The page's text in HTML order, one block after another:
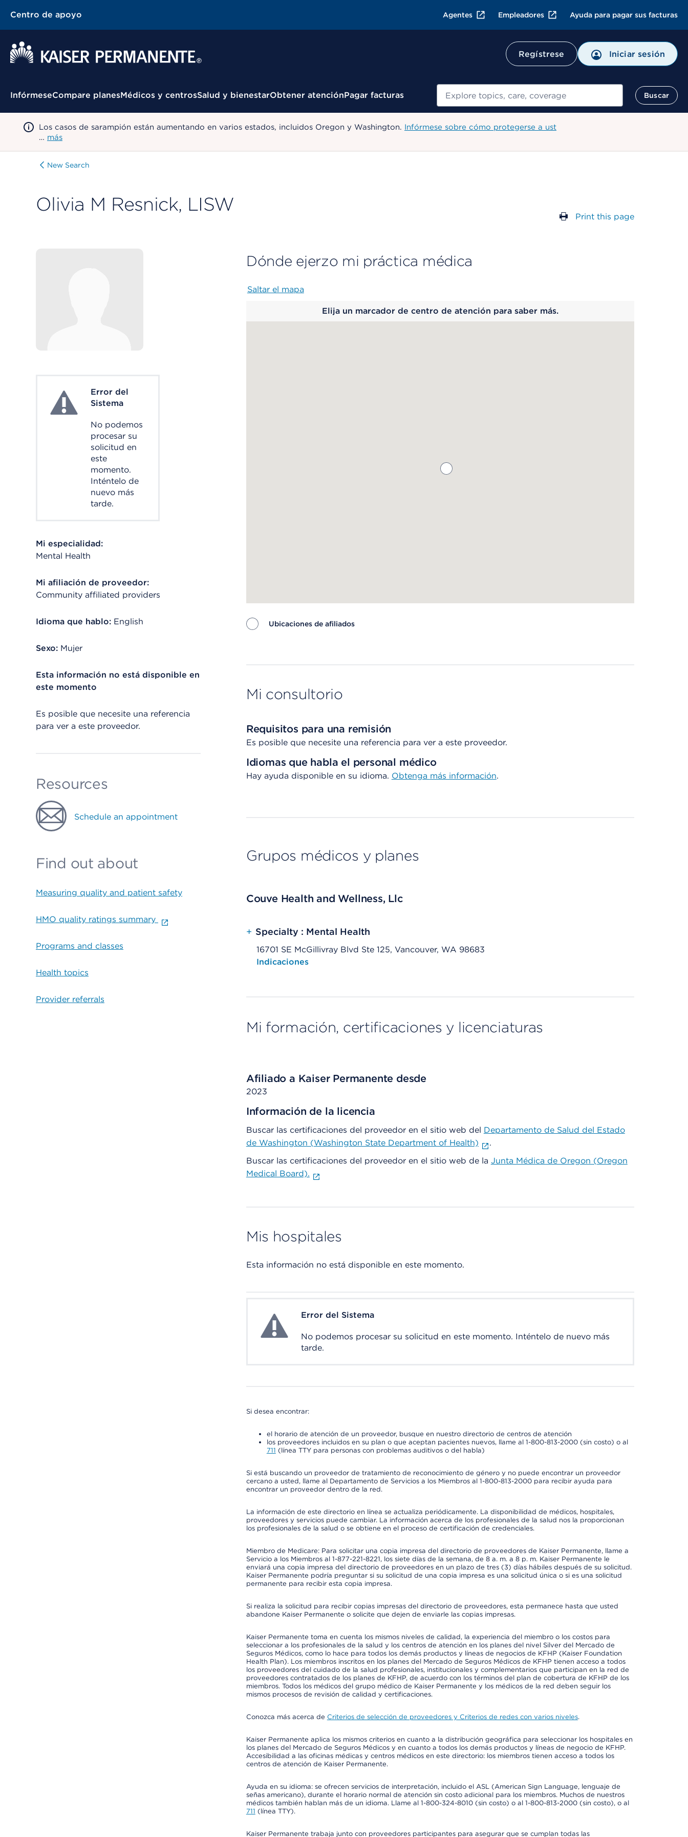
Centro de apoyo Agentes Empleadores Ayuda para pagar sus facturas
Regístrese Iniciar sesión
Menú contextual
InfórmeseCompare planesMédicos y centrosSalud y bienestarObtener atenciónPagar facturas Buscar
Buscar
Los casos de sarampión están aumentando en varios estados, incluidos Oregon y Washington. Infórmese sobre cómo protegerse a ust
… más
New Search
Olivia M Resnick, LISW
Print this page
System ErrorError del
Sistema
No podemos
procesar su
solicitud en
este
momento.
Inténtelo de
nuevo más
tarde.
Mi especialidad:
Mental Health
Mi afiliación de proveedor:
Community affiliated providers
Idioma que hablo: English
Sexo: Mujer
Esta información no está disponible en
este momento
Es posible que necesite una referencia
para ver a este proveedor.
Resources
Schedule an appointment
Find out about
Measuring quality and patient safety
HMO quality ratings summary
Programs and classes
Health topics
Provider referrals
Dónde ejerzo mi práctica médica
Saltar el mapa
Elija un marcador de centro de atención para saber más.
Ubicaciones de afiliados
Mi consultorio
Requisitos para una remisión
Es posible que necesite una referencia para ver a este proveedor.
Idiomas que habla el personal médico
Hay ayuda disponible en su idioma. Obtenga más información.
Grupos médicos y planes
Couve Health and Wellness, Llc
+ Specialty : Mental Health
16701 SE McGillivray Blvd Ste 125, Vancouver, WA 98683
Opens native map application on mobile devices
Indicaciones
Mi formación, certificaciones y licenciaturas
Afiliado a Kaiser Permanente desde
2023
Información de la licencia
Buscar las certificaciones del proveedor en el sitio web del Departamento de Salud del Estado
de Washington (Washington State Department of Health)
.
Buscar las certificaciones del proveedor en el sitio web de la Junta Médica de Oregon (Oregon
Medical Board).
Mis hospitales
Esta información no está disponible en este momento.
System ErrorError del Sistema
No podemos procesar su solicitud en este momento. Inténtelo de nuevo más
tarde.
Si desea encontrar:
el horario de atención de un proveedor, busque en nuestro directorio de centros de atención
los proveedores incluidos en su plan o que aceptan pacientes nuevos, llame al 1-800-813-2000 (sin costo) o al
711 (línea TTY para personas con problemas auditivos o del habla)
Si está buscando un proveedor de tratamiento de reconocimiento de género y no puede encontrar un proveedor
cercano a usted, llame al Departamento de Servicios a los Miembros al 1-800-813-2000 para recibir ayuda para
encontrar un proveedor dentro de la red.
La información de este directorio en línea se actualiza periódicamente. La disponibilidad de médicos, hospitales,
proveedores y servicios puede cambiar. La información acerca de los profesionales de la salud nos la proporcionan
los profesionales de la salud o se obtiene en el proceso de certificación de credenciales.
Miembro de Medicare: Para solicitar una copia impresa del directorio de proveedores de Kaiser Permanente, llame a
Servicio a los Miembros al 1-877-221-8221, los siete días de la semana, de 8 a. m. a 8 p. m. Kaiser Permanente le
enviará una copia impresa del directorio de proveedores en un plazo de tres (3) días hábiles después de su solicitud.
Kaiser Permanente podría preguntar si su solicitud de una copia impresa es una solicitud única o si es una solicitud
permanente para recibir esta copia impresa.
Si realiza la solicitud para recibir copias impresas del directorio de proveedores, esta permanece hasta que usted
abandone Kaiser Permanente o solicite que dejen de enviarle las copias impresas.
Kaiser Permanente toma en cuenta los mismos niveles de calidad, la experiencia del miembro o los costos para
seleccionar a los profesionales de la salud y los centros de atención en los planes del nivel Silver del Mercado de
Seguros Médicos, como lo hace para todos los demás productos y líneas de negocios de KFHP (Kaiser Foundation
Health Plan). Los miembros inscritos en los planes del Mercado de Seguros Médicos de KFHP tienen acceso a todos
los proveedores del cuidado de la salud profesionales, institucionales y complementarios que participan en la red de
proveedores contratados de los planes de KFHP, de acuerdo con los términos del plan de cobertura de KFHP de los
miembros. Todos los médicos del grupo médico de Kaiser Permanente y los médicos de la red deben seguir los
mismos procesos de revisión de calidad y certificaciones.
Conozca más acerca de Criterios de selección de proveedores y Criterios de redes con varios niveles.
Kaiser Permanente aplica los mismos criterios en cuanto a la distribución geográfica para seleccionar los hospitales en
los planes del Mercado de Seguros Médicos y en cuanto a todos los demás productos y líneas de negocio de KFHP.
Accesibilidad a las oficinas médicas y centros médicos en este directorio: los miembros tienen acceso a todos los
centros de atención de Kaiser Permanente.
Ayuda en su idioma: se ofrecen servicios de interpretación, incluido el ASL (American Sign Language, lenguaje de
señas americano), durante el horario normal de atención sin costo adicional para los miembros. Muchos de nuestros
médicos también hablan más de un idioma. Llame al 1-800-324-8010 (sin costo) o al 1-800-813-2000 (sin costo), o al
711 (línea TTY).
Kaiser Permanente trabaja junto con proveedores participantes para asegurar que se cumplan todas las